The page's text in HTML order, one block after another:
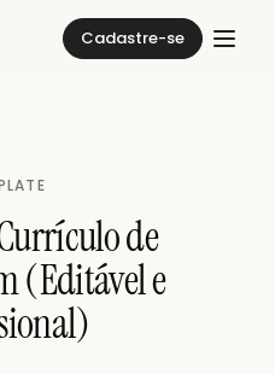
Cadastre-se
de
(Editável e